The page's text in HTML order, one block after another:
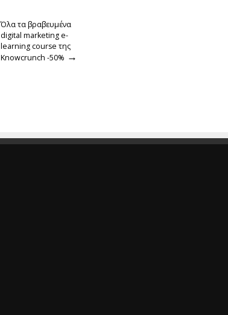
Όλα τα βραβευμένα
digital marketing e-
learning course της
Knowcrunch -50% →